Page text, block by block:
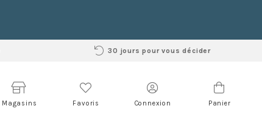
30 jours pour vous décider
Magasins Favoris Connexion Panier